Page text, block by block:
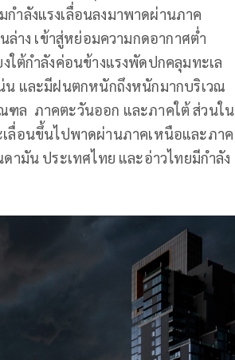
ำลังแรงเลื่อนลงมาพาดผ่านภาค
าง เข้าสู่หย่อมความกดอากาศต่ำ
ใต้กำลังค่อนข้างแรงพัดปกคลุมทะเล
และมีฝนตกหนักถึงหนักมากบริเวณ
ฑล ภาคตะวันออก และภาคใต้ ส่วนใน
เลื่อนขึ้นไปพาดผ่านภาคเหนือและภาค
มัน ประเทศไทย และอ่าวไทยมีกำลัง